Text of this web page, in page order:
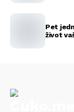
Pet
život